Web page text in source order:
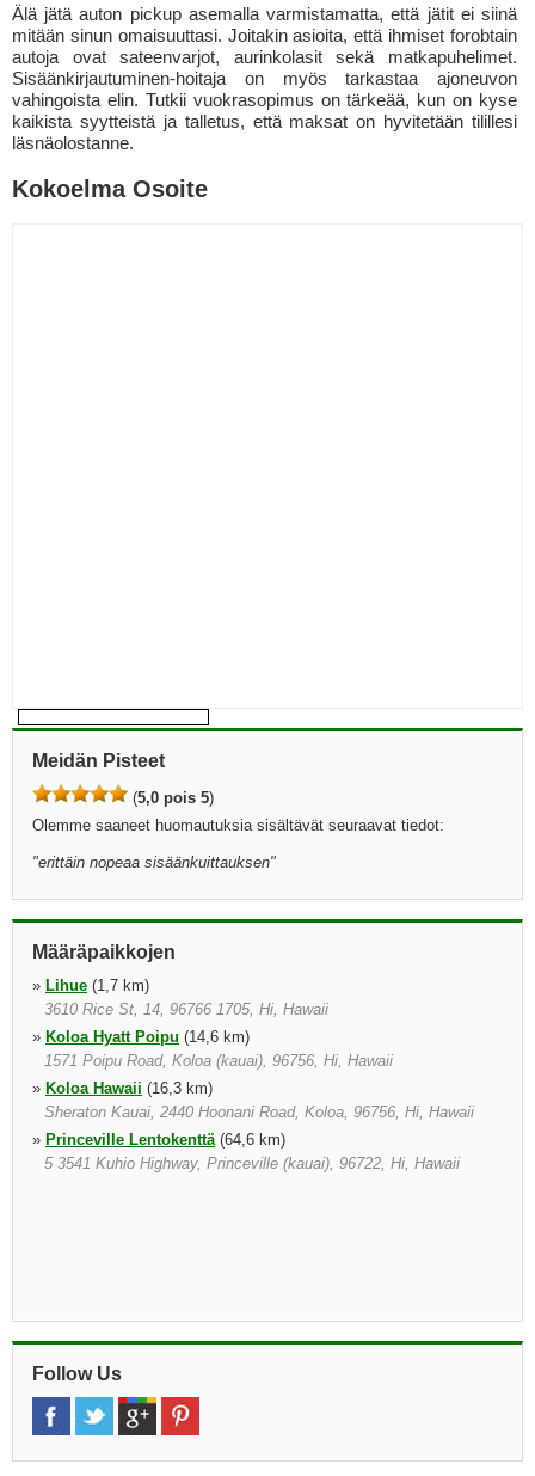
Älä jätä auton pickup asemalla varmistamatta, että jätit ei siinä
mitään sinun omaisuuttasi. Joitakin asioita, että ihmiset forobtain
autoja ovat sateenvarjot, aurinkolasit sekä matkapuhelimet.
Sisäänkirjautuminen-hoitaja on myös tarkastaa ajoneuvon
vahingoista elin. Tutkii vuokrasopimus on tärkeää, kun on kyse
kaikista syytteistä ja talletus, että maksat on hyvitetään tilillesi
läsnäolostanne.
Kokoelma Osoite
Meidän Pisteet
(5,0 pois 5)
Olemme saaneet huomautuksia sisältävät seuraavat tiedot:
"erittäin nopeaa sisäänkuittauksen"
Määräpaikkojen
» Lihue (1,7 km)
3610 Rice St, 14, 96766 1705, Hi, Hawaii
» Koloa Hyatt Poipu (14,6 km)
1571 Poipu Road, Koloa (kauai), 96756, Hi, Hawaii
» Koloa Hawaii (16,3 km)
Sheraton Kauai, 2440 Hoonani Road, Koloa, 96756, Hi, Hawaii
» Princeville Lentokenttä(64,6 km)
5 3541 Kuhio Highway, Princeville (kauai), 96722, Hi, Hawaii
Follow Us